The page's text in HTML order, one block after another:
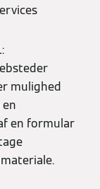
mulighed
en formular